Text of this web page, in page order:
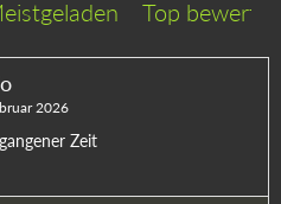
Top bewertet
2026
Zeit